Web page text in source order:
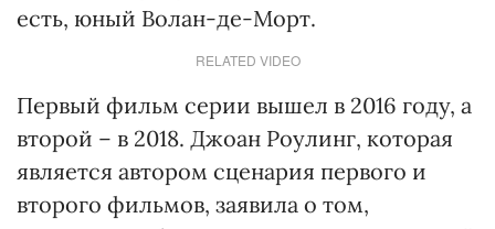
есть, юный Волан-де-Морт.
RELATED VIDEO
Первый фильм серии вышел в 2016 году, а
второй – в 2018. Джоан Роулинг, которая
является автором сценария первого и
второго фильмов, заявила о том,